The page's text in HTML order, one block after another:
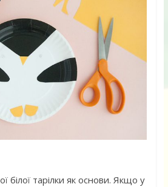
білої тарілки як основи. Якщо у